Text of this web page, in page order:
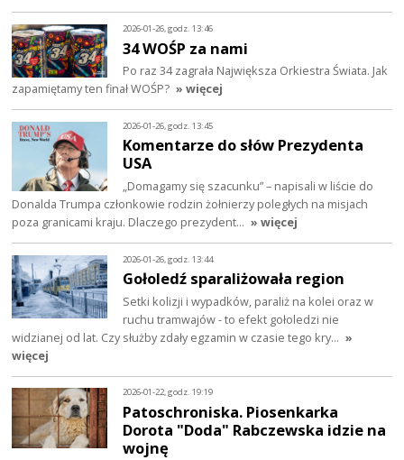
2026-01-26, godz. 13:46
34 WOŚP za nami
Po raz 34 zagrała Największa Orkiestra Świata. Jak
zapamiętamy ten finał WOŚP? » więcej
2026-01-26, godz. 13:45
Komentarze do słów Prezydenta
USA
„Domagamy się szacunku” – napisali w liście do
Donalda Trumpa członkowie rodzin żołnierzy poległych na misjach
poza granicami kraju. Dlaczego prezydent… » więcej
2026-01-26, godz. 13:44
Gołoledź sparaliżowała region
Setki kolizji i wypadków, paraliż na kolei oraz w
ruchu tramwajów - to efekt gołoledzi nie
widzianej od lat. Czy służby zdały egzamin w czasie tego kry… »
więcej
2026-01-22, godz. 19:19
Patoschroniska. Piosenkarka
Dorota "Doda" Rabczewska idzie na
wojnę